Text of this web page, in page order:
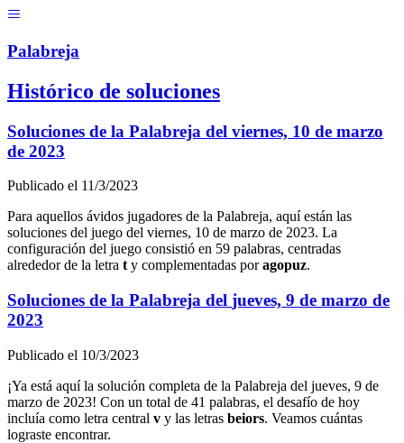
Palabreja
Histórico de soluciones
Soluciones de la Palabreja del viernes, 10 de marzo
de 2023
Publicado el 11/3/2023
Para aquellos ávidos jugadores de la Palabreja, aquí están las
soluciones del juego del viernes, 10 de marzo de 2023. La
configuración del juego consistió en 59 palabras, centradas
alrededor de la letra t y complementadas por agopuz.
Soluciones de la Palabreja del jueves, 9 de marzo de
2023
Publicado el 10/3/2023
¡Ya está aquí la solución completa de la Palabreja del jueves, 9 de
marzo de 2023! Con un total de 41 palabras, el desafío de hoy
incluía como letra central v y las letras beiors. Veamos cuántas
lograste encontrar.